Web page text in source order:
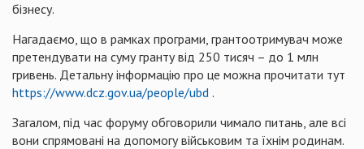
бізнесу.
Нагадаємо, що в рамках програми, грантоотримувач може
претендувати на суму гранту від 250 тисяч – до 1 млн
гривень. Детальну інформацію про це можна прочитати тут
https://www.dcz.gov.ua/people/ubd .
Загалом, під час форуму обговорили чимало питань, але всі
вони спрямовані на допомогу військовим та їхнім родинам.